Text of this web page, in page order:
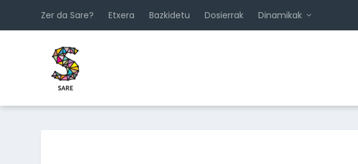
Zer da Sare? Etxera Bazkidetu Dosierrak Dinamikak